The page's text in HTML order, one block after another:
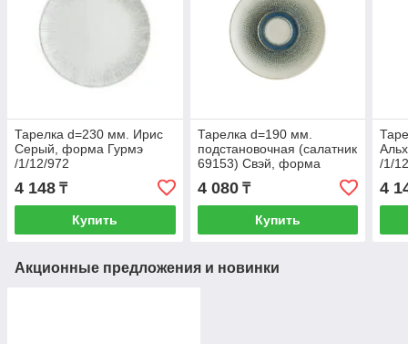
Тарелка d=230 мм. Ирис
Серый, форма Гурмэ
/1/12/972
4 148 ₸
Купить
Тарелка d=190 мм.
подстановочная (салатник
69153) Свэй, форма
Гурмэ /1/12/1560
4 080₸
Купить
/1/
4
Акционные предложения и новинки